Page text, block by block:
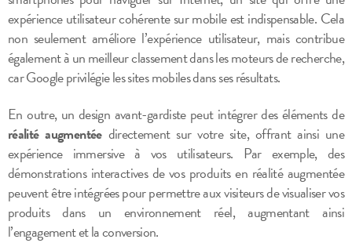
expérience utilisateur cohérente sur mobile est indispensable. Cela
non seulement améliore l’expérience utilisateur, mais contribue
également à un meilleur classement dans les moteurs de recherche,
car Google privilégie les sites mobiles dans ses résultats.
En outre, un design avant-gardiste peut intégrer des éléments de
réalité augmentéedirectement sur votre site, offrant ainsi une
expérience immersive à vos utilisateurs. Par exemple, des
démonstrations interactives de vos produits en réalité augmentée
peuvent être intégrées pour permettre aux visiteurs de visualiser vos
produits dans un environnement réel, augmentant ainsi
l’engagement et la conversion.